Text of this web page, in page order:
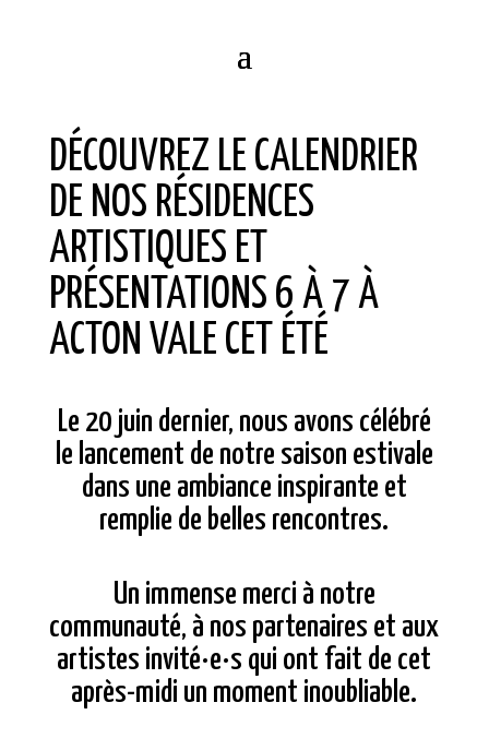
DÉCOUVREZ LE CALENDRIER
DE NOS RÉSIDENCES
ARTISTIQUES ET
PRÉSENTATIONS 6 À 7 À
ACTON VALE CET ÉTÉ
Le 20 juin dernier, nous avons célébré
le lancement de notre saison estivale
dans une ambiance inspirante et
remplie de belles rencontres.
Un immense merci à notre
communauté, à nos partenaires et aux
artistes invité·e·s qui ont fait de cet
après-midi un moment inoubliable.